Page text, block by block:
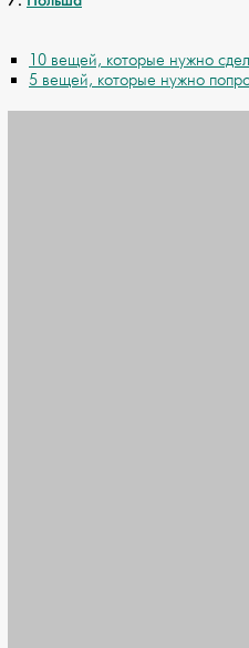
10 вещей, которые нужно
5 вещей, которые нужно